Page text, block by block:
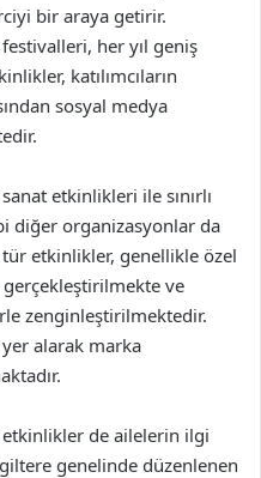
bir araya getirir.
her yıl geniş
katılımcıların
sosyal medya
etkinlikleri ile sınırlı
diğer organizasyonlar da
etkinlikler, genellikle özel
ve
zenginleştirilmektedir.
alarak marka
de ailelerin ilgi
genelinde düzenlenen